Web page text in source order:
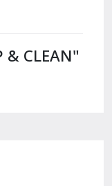
& CLEAN"